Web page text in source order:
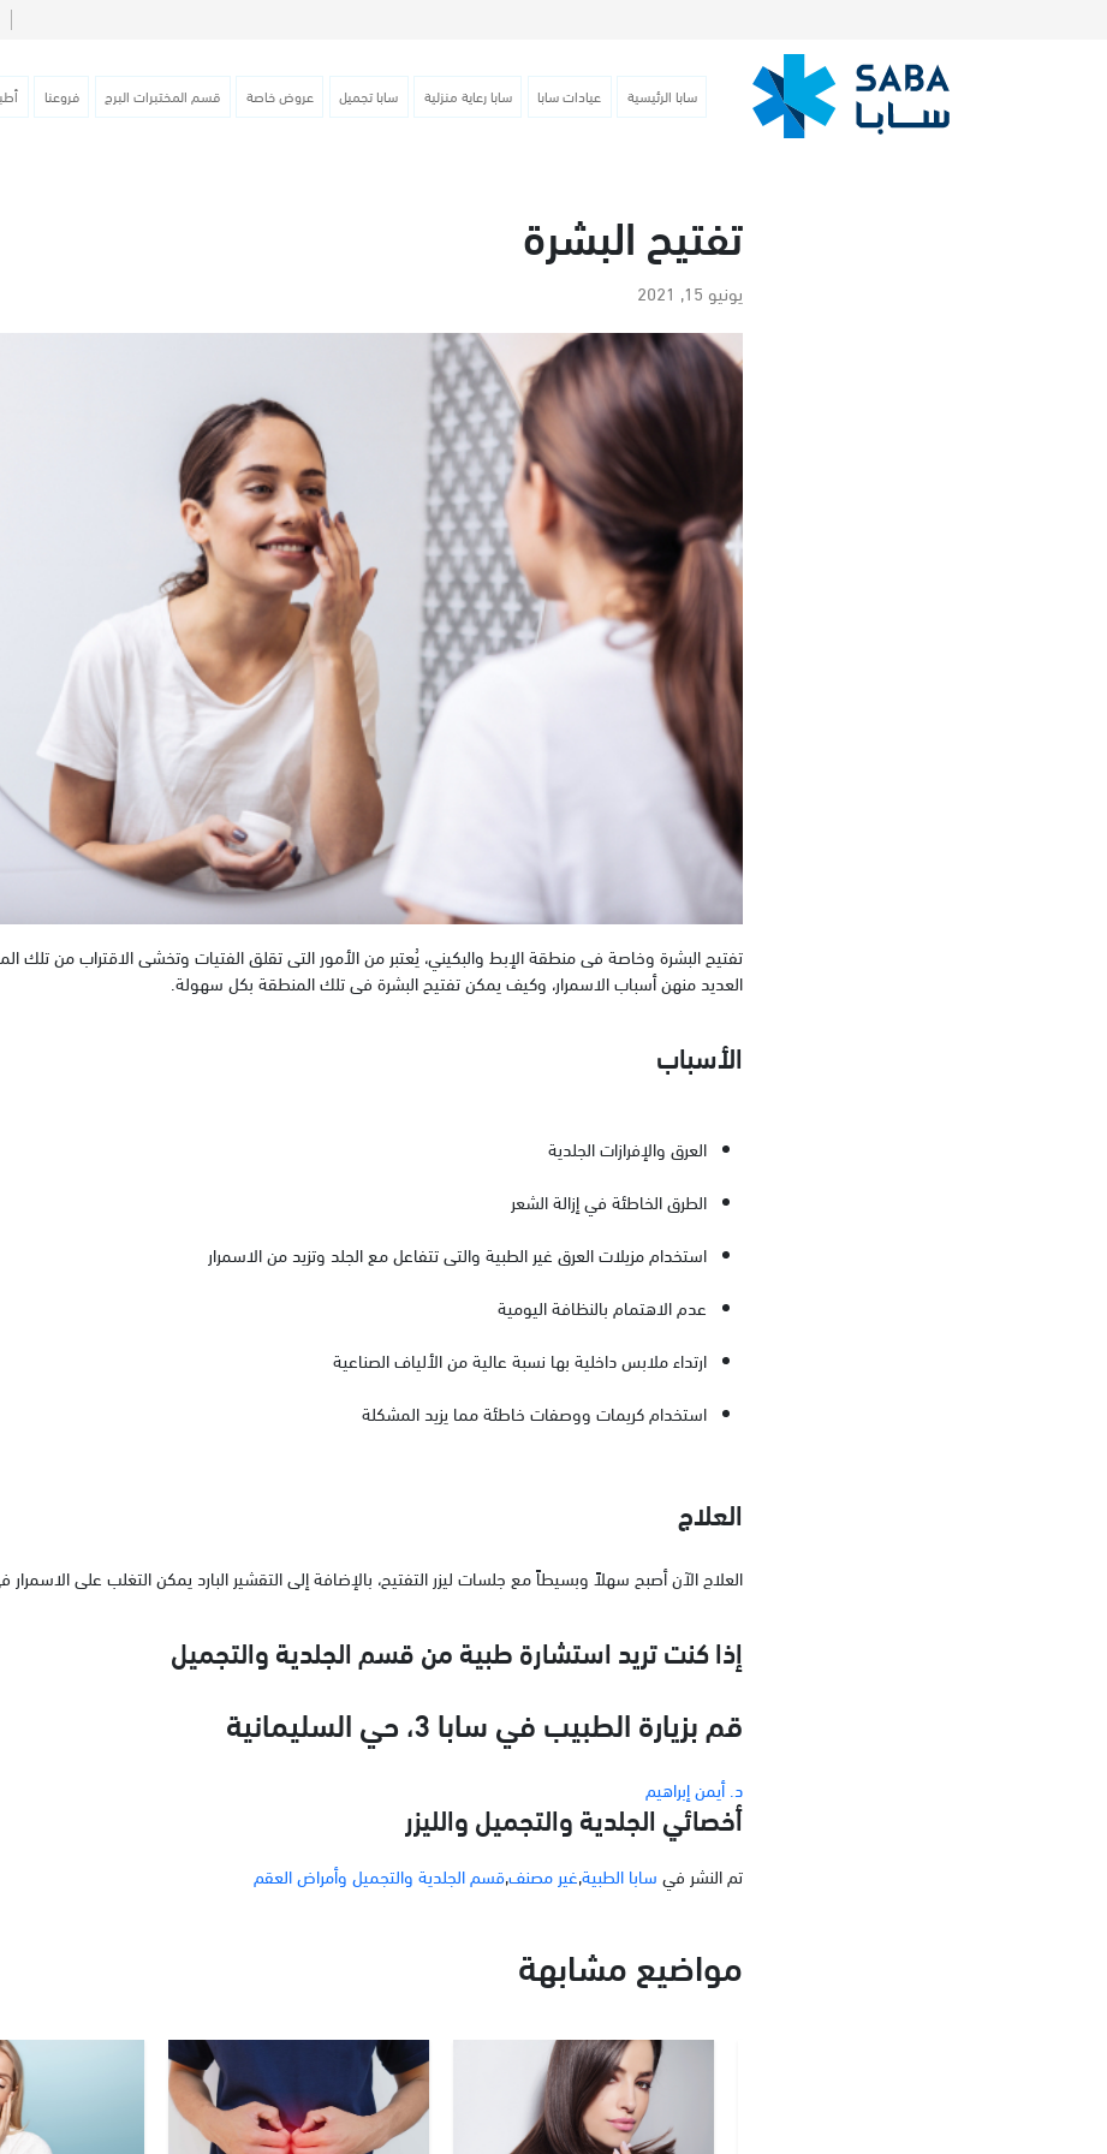
سابا الرئيسية عيادات سابا سابا رعاية منزلية سابا تجميل عروض خاصة قسم المختبرات البرج فروعنا
تفتيح البشرة
يونيو 15, 2021
تفتيح البشرة وخاصة فى منطقة الإبط والبكيني، يُعتبر من الأمور التى تقلق الفتيات وتخشى الاقتراب من تلك
العديد منهن أسباب الاسمرار، وكيف يمكن تفتيح البشرة فى تلك المنطقة بكل سهولة.
الأسباب
العرق والإفرازات الجلدية
الطرق الخاطئة في إزالة الشعر
استخدام مزيلات العرق غير الطبية والتى تتفاعل مع الجلد وتزيد من الاسمرار
عدم الاهتمام بالنظافة اليومية
ارتداء ملابس داخلية بها نسبة عالية من الألياف الصناعية
استخدام كريمات ووصفات خاطئة مما يزيد المشكلة
العلاج
العلاج الآن أصبح سهلاً وبسيطاً مع جلسات ليزر التفتيح، بالإضافة إلى التقشير البارد يمكن التغلب على
إذا كنت تريد استشارة طبية من قسم الجلدية والتجميل
قم بزيارة الطبيب في سابا 3، حي السليمانية
د. أيمن إبراهيم
أخصائي الجلدية والتجميل والليزر
تم النشر في سابا الطبية,غير مصنف,قسم الجلدية والتجميل وأمراض العقم
مواضيع مشابهة